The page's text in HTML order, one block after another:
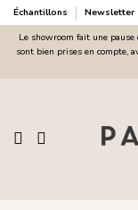
Échantillons Newsletter
Le showroom fait une
sont bien prises en compte,